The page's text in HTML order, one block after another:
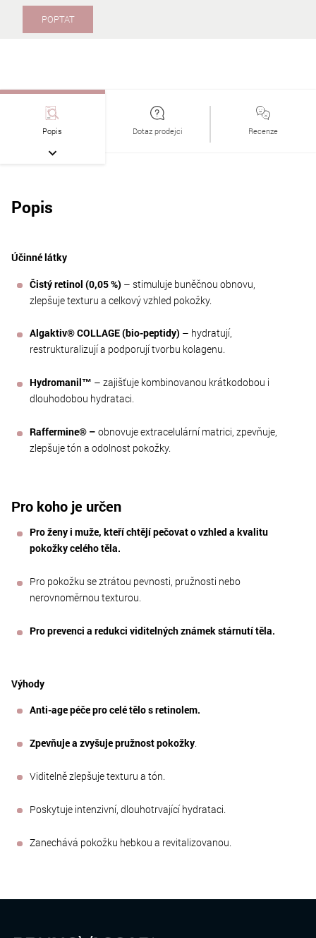
POPTAT
Popis Dotaz prodejci Recenze
Popis
Účinné látky
Čistý retinol (0,05 %) – stimuluje buněčnou obnovu,
zlepšuje texturu a celkový vzhled pokožky.
Algaktiv® COLLAGE (bio-peptidy) – hydratují,
restrukturalizují a podporují tvorbu kolagenu.
Hydromanil™ – zajišťuje kombinovanou krátkodobou i
dlouhodobou hydrataci.
Raffermine® – obnovuje extracelulární matrici, zpevňuje,
zlepšuje tón a odolnost pokožky.
Pro koho je určen
Pro ženy i muže, kteří chtějí pečovat o vzhled a kvalitu
pokožky celého těla.
Pro pokožku se ztrátou pevnosti, pružnosti nebo
nerovnoměrnou texturou.
Pro prevenci a redukci viditelných známek stárnutí těla.
Výhody
Anti-age péče pro celé tělo s retinolem.
Zpevňuje a zvyšuje pružnost pokožky.
Viditelně zlepšuje texturu a tón.
Poskytuje intenzivní, dlouhotrvající hydrataci.
Zanechává pokožku hebkou a revitalizovanou.